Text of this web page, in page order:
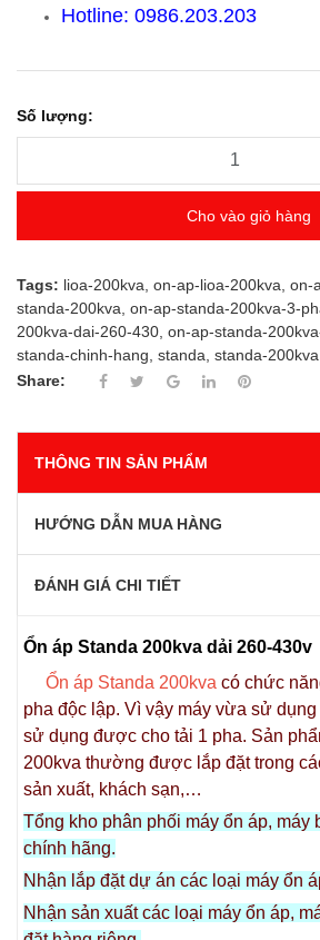
Hotline: 0986.203.203
Số lượng:
Cho vào giỏ hàng
Tags: lioa-200kva on-ap-lioa-200kva on-
standa-200kva on-ap-standa-200kva-3-
200kva-dai-260-430 on-ap-standa-
standa-chinh-hang standa standa-200kva
Share:
THÔNG TIN SẢN PHẨM
HƯỚNG DẪN MUA HÀNG
ĐÁNH GIÁ CHI TIẾT
Ổn áp Standa 200kva dải 260-430v
Ổn áp Standa 200kva có chức
pha độc lập. Vì vậy máy vừa sử
sử dụng được cho tải 1 pha. Sản
200kva thường được lắp đặt trong
sản xuất, khách sạn,…
Tổng kho phân phối máy ổn áp, máy
chính hãng.
Nhận lắp đặt dự án các loại máy ổn
Nhận sản xuất các loại máy ổn áp,